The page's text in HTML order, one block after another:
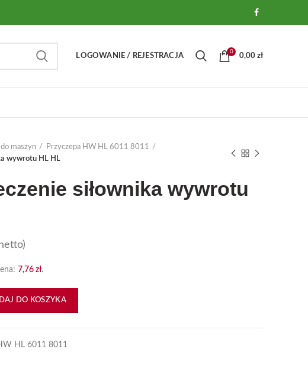
LOGOWANIE / REJESTRACJA
0
0,00 zł
maszyn
Przyczepa HW HL 6011 8011
wywrotu HL HL
siłownika wywrotu
7,76 zł.
DO KOSZYKA
HL 6011 8011